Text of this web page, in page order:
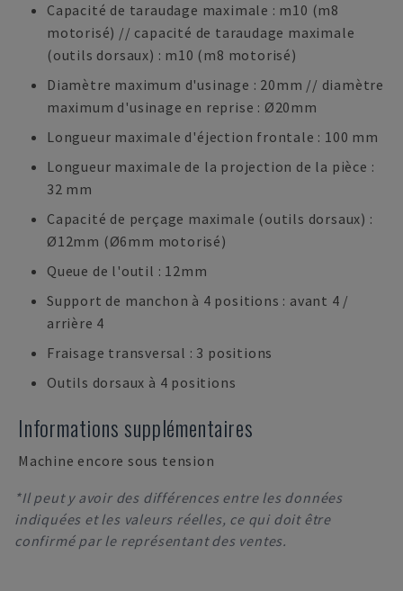
Capacité de taraudage maximale : m10 (m8
motorisé) // capacité de taraudage maximale
(outils dorsaux) : m10 (m8 motorisé)
Diamètre maximum d'usinage : 20mm // diamètre
maximum d'usinage en reprise : Ø20mm
Longueur maximale d'éjection frontale : 100 mm
Longueur maximale de la projection de la pièce :
32 mm
Capacité de perçage maximale (outils dorsaux) :
Ø12mm (Ø6mm motorisé)
Queue de l'outil : 12mm
Support de manchon à 4 positions : avant 4 /
arrière 4
Fraisage transversal : 3 positions
Outils dorsaux à 4 positions
Informations supplémentaires
Machine encore sous tension
*Il peut y avoir des différences entre les données
indiquées et les valeurs réelles, ce qui doit être
confirmé par le représentant des ventes.